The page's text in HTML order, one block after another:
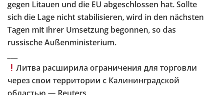
gegen Litauen und die EU abgeschlossen hat. Sollte
sich die Lage nicht stabilisieren, wird in den nächsten
Tagen mit ihrer Umsetzung begonnen, so das
russische Außenministerium.
Литва расширила ограничения для торговли
через свои территории с Калининградской